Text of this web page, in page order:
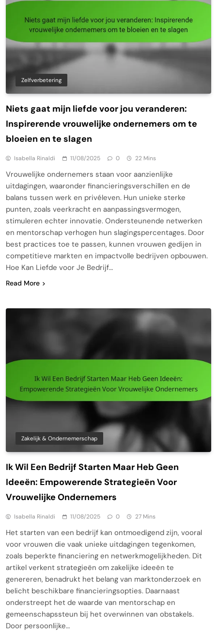
Zelfverbetering
Niets gaat mijn liefde voor jou veranderen:
Inspirerende vrouwelijke ondernemers om te
bloeien en te slagen
Isabella Rinaldi 11/08/2025 0 22 Mins
Vrouwelijke ondernemers staan voor aanzienlijke
uitdagingen, waaronder financieringsverschillen en de
balans tussen werk en privéleven. Hun unieke sterke
punten, zoals veerkracht en aanpassingsvermogen,
stimuleren echter innovatie. Ondersteunende netwerken
en mentorschap verhogen hun slagingspercentages. Door
best practices toe te passen, kunnen vrouwen gedijen in
competitieve markten en impactvolle bedrijven opbouwen.
Hoe Kan Liefde voor Je Bedrijf…
Read More
Zakelijk & Ondernemerschap
Ik Wil Een Bedrijf Starten Maar Heb Geen
Ideeën: Empowerende Strategieën Voor
Vrouwelijke Ondernemers
Isabella Rinaldi 11/08/2025 0 27 Mins
Het starten van een bedrijf kan ontmoedigend zijn, vooral
voor vrouwen die vaak unieke uitdagingen tegenkomen,
zoals beperkte financiering en netwerkmogelijkheden. Dit
artikel verkent strategieën om zakelijke ideeën te
genereren, benadrukt het belang van marktonderzoek en
belicht beschikbare financieringsopties. Daarnaast
onderstreept het de waarde van mentorschap en
gemeenschapssteun bij het overwinnen van obstakels.
Door persoonlijke…